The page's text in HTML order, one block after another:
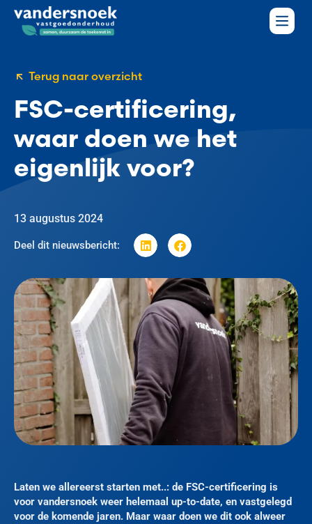
Terug naar overzicht
FSC-certificering,
waar doen we het
eigenlijk voor?
13 augustus 2024
Deel dit nieuwsbericht:
Laten we allereerst starten met..: de FSC-certificering is
voor vandersnoek weer helemaal up-to-date, en vastgelegd
voor de komende jaren. Maar waar doen we dit ook alweer